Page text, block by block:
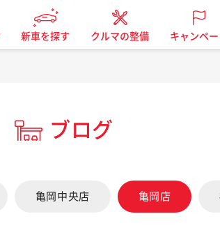
新車を探す クルマの整備 キャンペー
ブログ
亀岡中央店 亀岡店